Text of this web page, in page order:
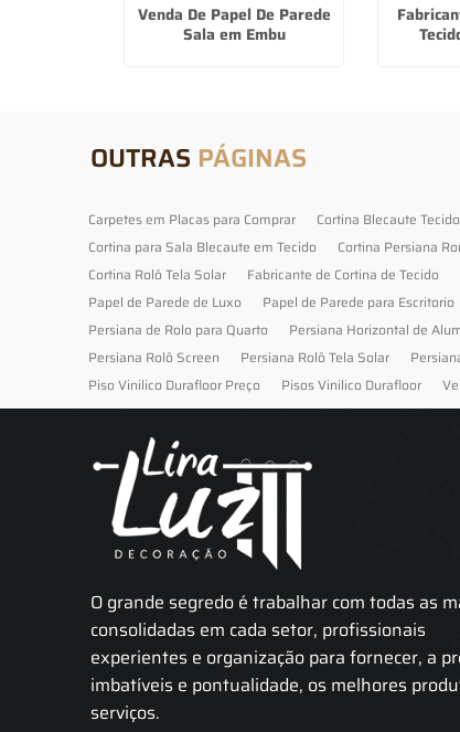
Venda De Papel De Parede
Sala em Embu
OUTRAS PÁGINAS
Carpetes em Placas para Comprar Cortina Blecaute Tecido
Cortina para Sala Blecaute em Tecido
Cortina Persiana
Cortina Rolô Tela Solar
Fabricante de Cortina de Tecido
Papel de Parede de Luxo
Papel de Parede para Escritorio
Persiana de Rolo para Quarto
Persiana Horizontal de
Persiana Rolô Screen
Persiana Rolô Tela Solar
Piso Vinilico Durafloor Preço
Pisos Vinilico Durafloor
O grande segredo é trabalhar com todas as
consolidadas em cada setor, profissionais
experientes e organização para fornecer, a
imbatíveis e pontualidade, os melhores
serviços.